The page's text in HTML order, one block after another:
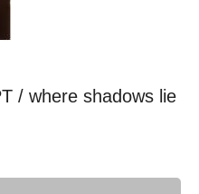
/ where shadows lie